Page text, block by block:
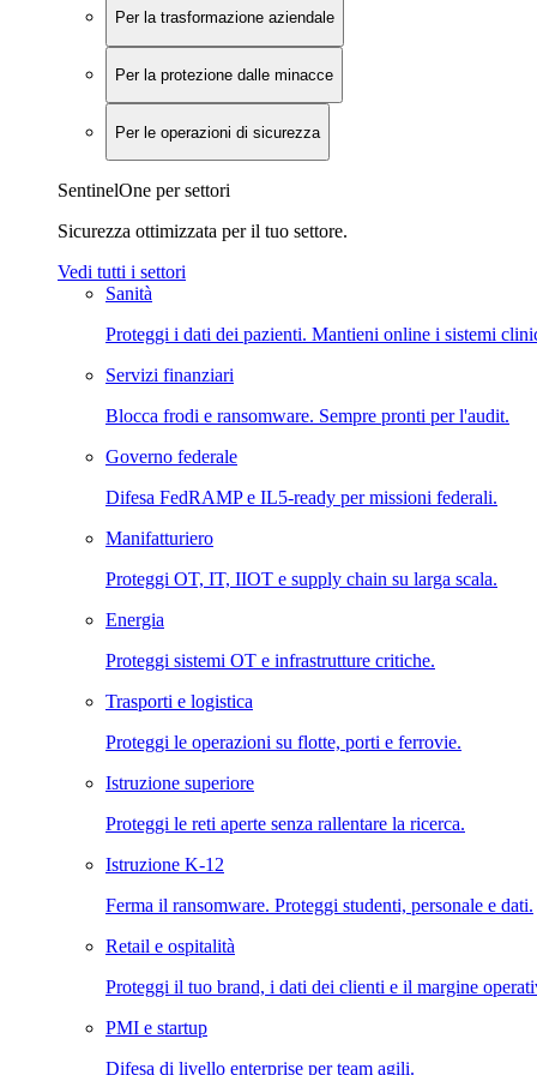
Per la trasformazione aziendale
Per la protezione dalle minacce
Per le operazioni di sicurezza
SentinelOne per settori
Sicurezza ottimizzata per il tuo settore.
Vedi tutti i settori
Sanità
Proteggi i dati dei pazienti. Mantieni online i sistemi
Servizi finanziari
Blocca frodi e ransomware. Sempre pronti per l'audit.
Governo federale
Difesa FedRAMP e IL5-ready per missioni federali.
Manifatturiero
Proteggi OT, IT, IIOT e supply chain su larga scala.
Energia
Proteggi sistemi OT e infrastrutture critiche.
Trasporti e logistica
Proteggi le operazioni su flotte, porti e ferrovie.
Istruzione superiore
Proteggi le reti aperte senza rallentare la ricerca.
Istruzione K-12
Ferma il ransomware. Proteggi studenti, personale e dati.
Retail e ospitalità
Proteggi il tuo brand, i dati dei clienti e il margine
PMI e startup
Difesa di livello enterprise per team agili.